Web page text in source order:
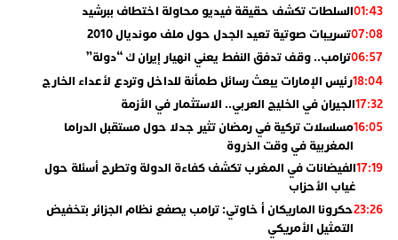
01:43السلطات تكشف حقيقة فيديو محاولة اختطاف ببرشيد
07:08تسريبات صوتية تعيد الجدل حول ملف مونديال 2010
06:57ترامب.. وقف تدفق النفط يعني انهيار إيران ك “دولة”
18:04رئيس الإمارات يبعث رسائل طمأنة للداخل وتردع لأعداء الخارج
17:32الجيران في الخليج العربي.. الاستثمار في الأزمة
16:05مسلسلات تركية في رمضان تثير جدلا حول مستقبل الدراما
المغربية في وقت الذروة
17:19الفيضانات في المغرب تكشف كفاءة الدولة وتطرح أسئلة حول
غياب الأحزاب
23:26حكرونا الماريكان أ خاوتي: ترامب يصفع نظام الجزائر بتخفيض
التمثيل الأمريكي